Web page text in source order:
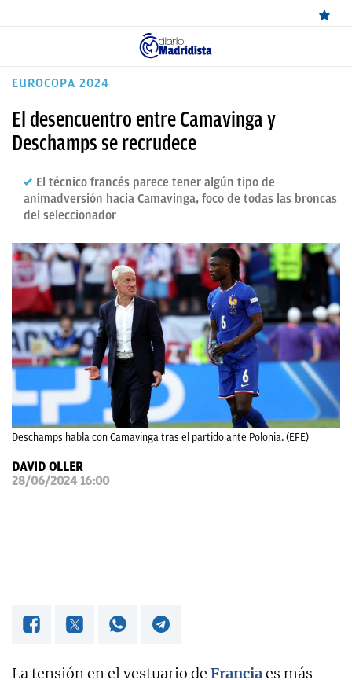
ÚLTIMAS
REAL
BALONCESTO
FICHAJES
DIRECTO
FEMENINO
PAPARAZZI
EUROCOPA 2024
El desencuentro entre Camavinga y
Deschamps se recrudece
El técnico francés parece tener algún tipo de
animadversión hacia Camavinga, foco de todas las broncas
del seleccionador
Deschamps habla con Camavinga tras el partido ante Polonia. (EFE)
DAVID OLLER
28/06/2024 16:00
La tensión en el vestuario de Franciaes más